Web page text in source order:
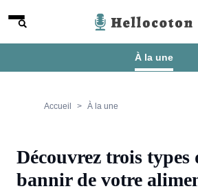
Menu
À la une
Accueil À la une
Découvrez trois
bannir de votre